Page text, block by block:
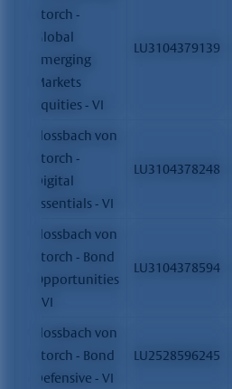
Storch -
Global
Emerging
Markets
Equities - VI
LU3104379139
Flossbach von
Storch -
Digital
Essentials - VI
LU3104378248
Flossbach von
Storch - Bond
Opportunities
- VI
LU3104378594
Flossbach von
Storch - Bond
Defensive - VI
LU2528596245